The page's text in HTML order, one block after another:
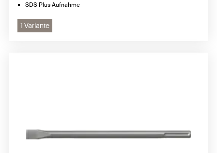
SDS Plus Aufnahme
1 Variante